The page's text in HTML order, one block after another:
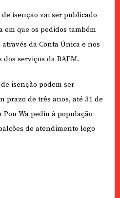
isenção vai ser publicado
em que os pedidos também
da Conta Única e nos
serviços da RAEM.
isenção podem ser
prazo de três anos, até 31 de
Pou Wa pediu à população
de atendimento logo